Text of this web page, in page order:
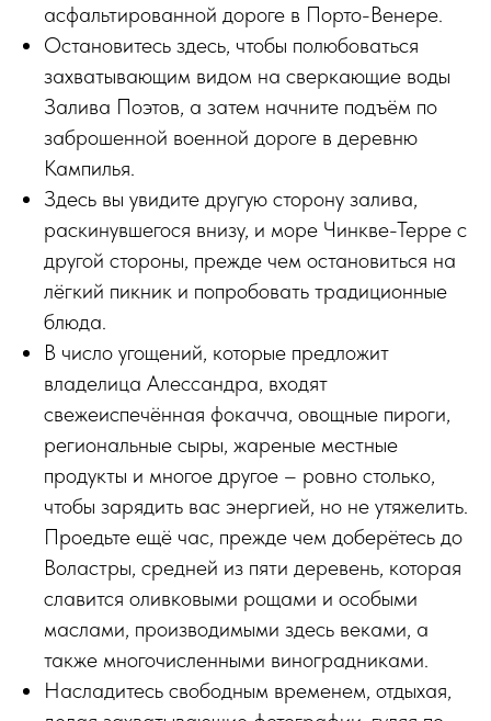
асфальтированной дороге в Порто-Венере.
Остановитесь здесь, чтобы полюбоваться
захватывающим видом на сверкающие воды
Залива Поэтов, а затем начните подъём по
заброшенной военной дороге в деревню
Кампилья.
Здесь вы увидите другую сторону залива,
раскинувшегося внизу, и море Чинкве-Терре с
другой стороны, прежде чем остановиться на
лёгкий пикник и попробовать традиционные
блюда.
В число угощений, которые предложит
владелица Алессандра, входят
свежеиспечённая фокачча, овощные пироги,
региональные сыры, жареные местные
продукты и многое другое – ровно столько,
чтобы зарядить вас энергией, но не утяжелить.
Проедьте ещё час, прежде чем доберётесь до
Воластры, средней из пяти деревень, которая
славится оливковыми рощами и особыми
маслами, производимыми здесь веками, а
также многочисленными виноградниками.
Насладитесь свободным временем, отдыхая,